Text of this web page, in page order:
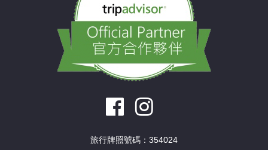
旅行牌照號碼：354024